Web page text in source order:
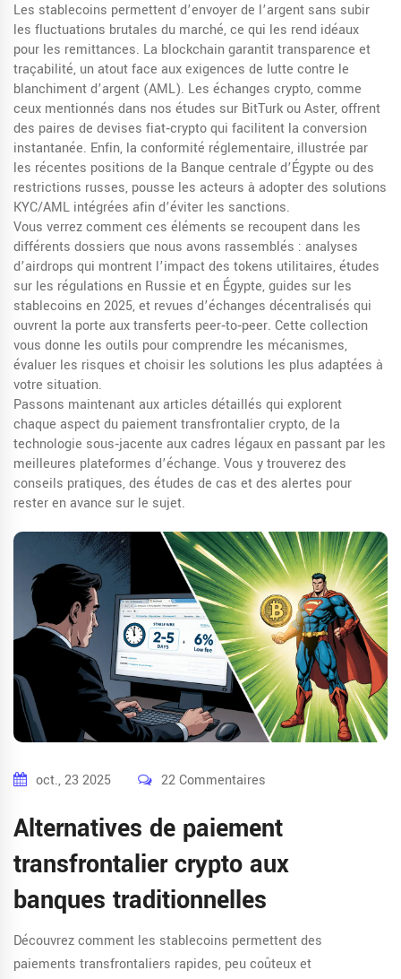
Les stablecoins permettent d’envoyer de l’argent sans subir
les fluctuations brutales du marché, ce qui les rend idéaux
pour les remittances. La blockchain garantit transparence et
traçabilité, un atout face aux exigences de lutte contre le
blanchiment d’argent (AML). Les échanges crypto, comme
ceux mentionnés dans nos études sur BitTurk ou Aster, offrent
des paires de devises fiat‑crypto qui facilitent la conversion
instantanée. Enfin, la conformité réglementaire, illustrée par
les récentes positions de la Banque centrale d’Égypte ou des
restrictions russes, pousse les acteurs à adopter des solutions
KYC/AML intégrées afin d’éviter les sanctions.
Vous verrez comment ces éléments se recoupent dans les
différents dossiers que nous avons rassemblés : analyses
d’airdrops qui montrent l’impact des tokens utilitaires, études
sur les régulations en Russie et en Égypte, guides sur les
stablecoins en 2025, et revues d’échanges décentralisés qui
ouvrent la porte aux transferts peer‑to‑peer. Cette collection
vous donne les outils pour comprendre les mécanismes,
évaluer les risques et choisir les solutions les plus adaptées à
votre situation.
Passons maintenant aux articles détaillés qui explorent
chaque aspect du paiement transfrontalier crypto, de la
technologie sous‑jacente aux cadres légaux en passant par les
meilleures plateformes d’échange. Vous y trouverez des
conseils pratiques, des études de cas et des alertes pour
rester en avance sur le sujet.
oct., 23 2025 22 Commentaires
Alternatives de paiement
transfrontalier crypto aux
banques traditionnelles
Découvrez comment les stablecoins permettent des
paiements transfrontaliers rapides, peu coûteux et